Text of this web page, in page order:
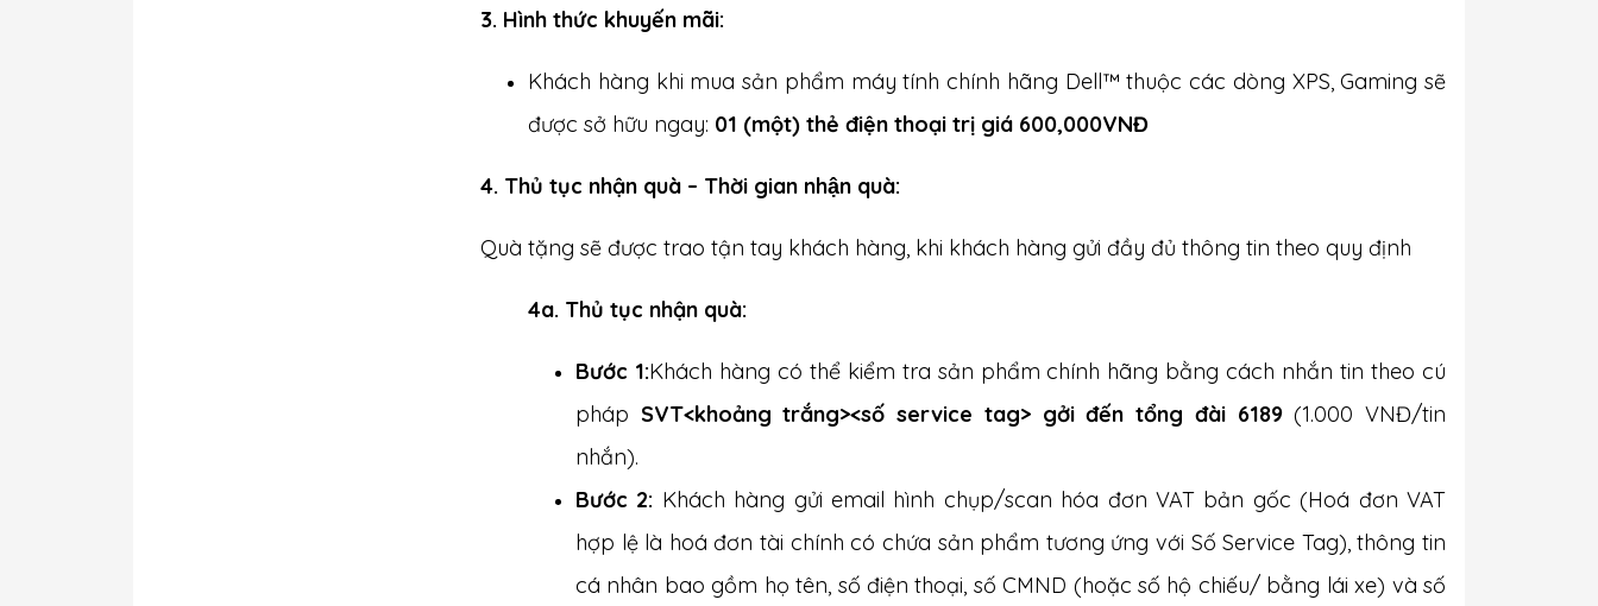
3. Hình thức khuyến mãi:
Khách hàng khi mua sản phẩm máy tính chính hãng Dell™ thuộc các dòng XPS, Gaming sẽ
được sở hữu ngay: 01 (một) thẻ điện thoại trị giá 600,000VNĐ
4. Thủ tục nhận quà – Thời gian nhận quà:
Quà tặng sẽ được trao tận tay khách hàng, khi khách hàng gửi đầy đủ thông tin theo quy định
4a. Thủ tục nhận quà:
Bước 1:Khách hàng có thể kiểm tra sản phẩm chính hãng bằng cách nhắn tin theo cú
pháp SVT<khoảng trắng><số service tag> gởi đến tổng đài 6189(1.000 VNĐ/tin
nhắn).
Bước 2: Khách hàng gửi email hình chụp/scan hóa đơn VAT bản gốc (Hoá đơn VAT
hợp lệ là hoá đơn tài chính có chứa sản phẩm tương ứng với Số Service Tag), thông tin
cá nhân bao gồm họ tên, số điện thoại, số CMND (hoặc số hộ chiếu/ bằng lái xe) và số